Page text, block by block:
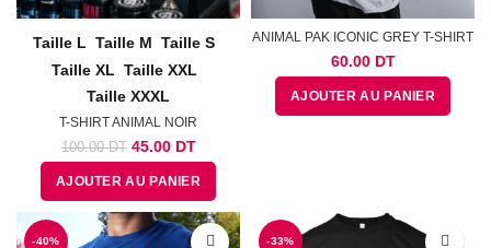
Taille L Taille M Taille S
Taille XL Taille XXL
Taille XXXL
T-SHIRT ANIMAL NOIR
100.00DT Le
prix
initial
était :
100.00
DT.
45.00DTLe
prix
actuel
est :
45.00
DT.
AJOUTER AU PANIER
ANIMAL PAK ICONIC GREY T-SHIRT
60.00DT
AJOUTER AU PANIER
-40% -33%